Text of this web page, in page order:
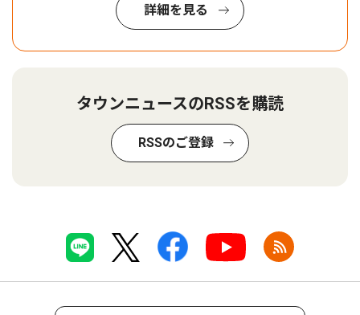
詳細を見る
タウンニュースのRSSを購読
RSSのご登録